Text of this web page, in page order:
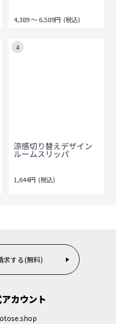
4,389～6,589円 (税込)
4
涼感切り替えデザイン
ルームスリッパ
1,644円 (税込)
求する(無料)
カウント